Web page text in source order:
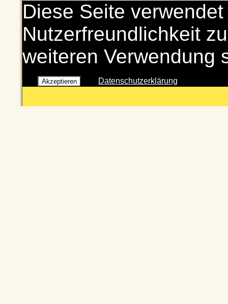
Diese Seite
Nutzerfreundlichkeit
weiteren Verwendung
Akzeptieren Datenschutzerklärung